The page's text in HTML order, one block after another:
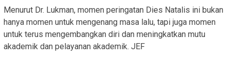
Menurut Dr. Lukman, momen peringatan Dies Natalis ini bukan
hanya momen untuk mengenang masa lalu, tapi juga momen
untuk terus mengembangkan diri dan meningkatkan mutu
akademik dan pelayanan akademik. JEF